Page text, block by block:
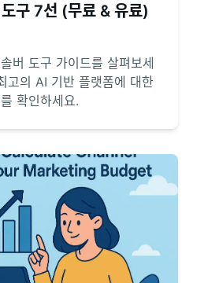
구 7선 (무료 & 유료)
버 도구 가이드를 살펴보세
고의 AI 기반 플랫폼에 대한
확인하세요.